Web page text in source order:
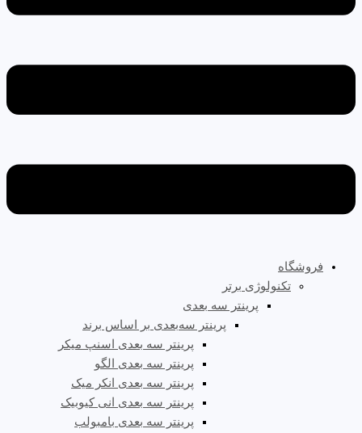
فروشگاه
تکنولوژی برتر
پرینتر سه‌ بعدی
پرینتر سه‌بعدی بر اساس برند
پرینتر سه بعدی اسنپ میکر
پرینتر سه بعدی الگو
پرینتر سه بعدی انکر میک
پرینتر سه بعدی انی کیوبیک
پرینتر سه بعدی بامبولب